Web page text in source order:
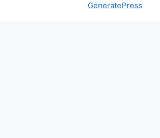
GeneratePress